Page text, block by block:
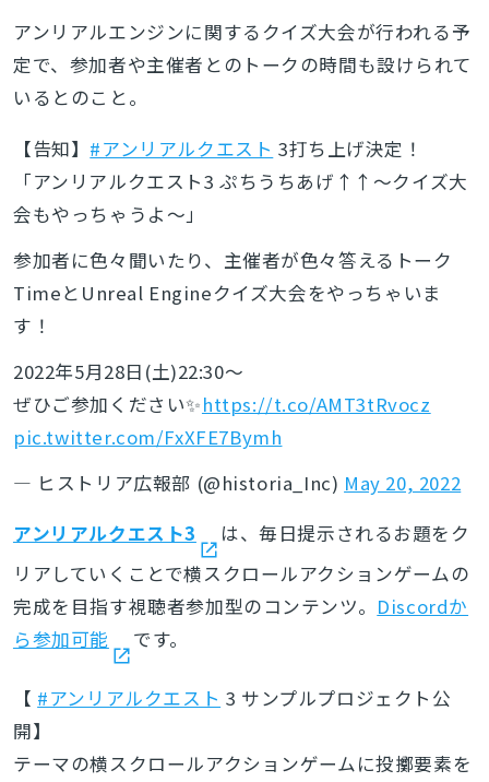
アンリアルエンジンに関するクイズ大会が行われる予
定で、参加者や主催者とのトークの時間も設けられて
いるとのこと。
【告知】 #アンリアルクエスト 3打ち上げ決定！
「アンリアルクエスト3 ぷちうちあげ↑↑～クイズ大
会もやっちゃうよ～」
参加者に色々聞いたり、主催者が色々答えるトーク
TimeとUnreal Engineクイズ大会をやっちゃいま
す！
2022年5月28日(土)22:30～
ぜひご参加ください✨https://t.co/AMT3tRvocz
pic.twitter.com/FxXFE7Bymh
— ヒストリア広報部 (@historia_Inc) May 20, 2022
アンリアルクエスト3
は、毎日提示されるお題をク
リアしていくことで横スクロールアクションゲームの
完成を目指す視聴者参加型のコンテンツ。 Discordか
ら参加可能
です。
【 #アンリアルクエスト 3 サンプルプロジェクト公
開】
テーマの横スクロールアクションゲームに投擲要素を